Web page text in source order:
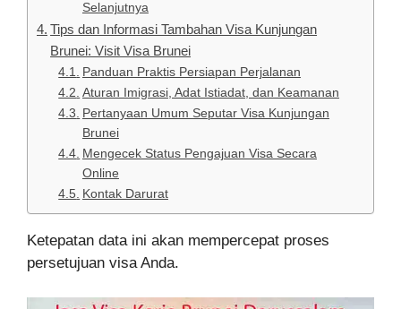
Selanjutnya
Tips dan Informasi Tambahan Visa Kunjungan
Brunei: Visit Visa Brunei
Panduan Praktis Persiapan Perjalanan
Aturan Imigrasi, Adat Istiadat, dan Keamanan
Pertanyaan Umum Seputar Visa Kunjungan
Brunei
Mengecek Status Pengajuan Visa Secara
Online
Kontak Darurat
Ketepatan data ini akan mempercepat proses
persetujuan visa Anda.